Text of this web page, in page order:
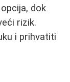
dok
rizik.
i prihvatiti